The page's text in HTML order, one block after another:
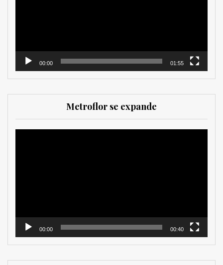
00:00 01:55
Metroflor se expande
00:00 00:40